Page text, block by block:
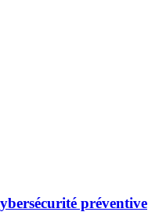
préventive